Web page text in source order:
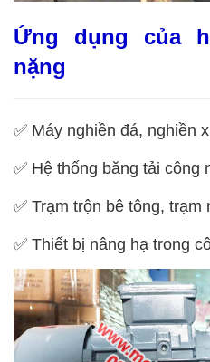
Ứng dụng của
nặng
✅ Máy nghiền đá, nghiền
✅ Hệ thống băng tải công
✅ Trạm trộn bê tông, trạm
✅ Thiết bị nâng hạ trong